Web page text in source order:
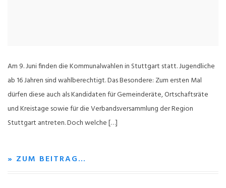
Am 9. Juni finden die Kommunalwahlen in Stuttgart statt. Jugendliche
ab 16 Jahren sind wahlberechtigt. Das Besondere: Zum ersten Mal
dürfen diese auch als Kandidaten für Gemeinderäte, Ortschaftsräte
und Kreistage sowie für die Verbandsversammlung der Region
Stuttgart antreten. Doch welche […]
» ZUM BEITRAG…